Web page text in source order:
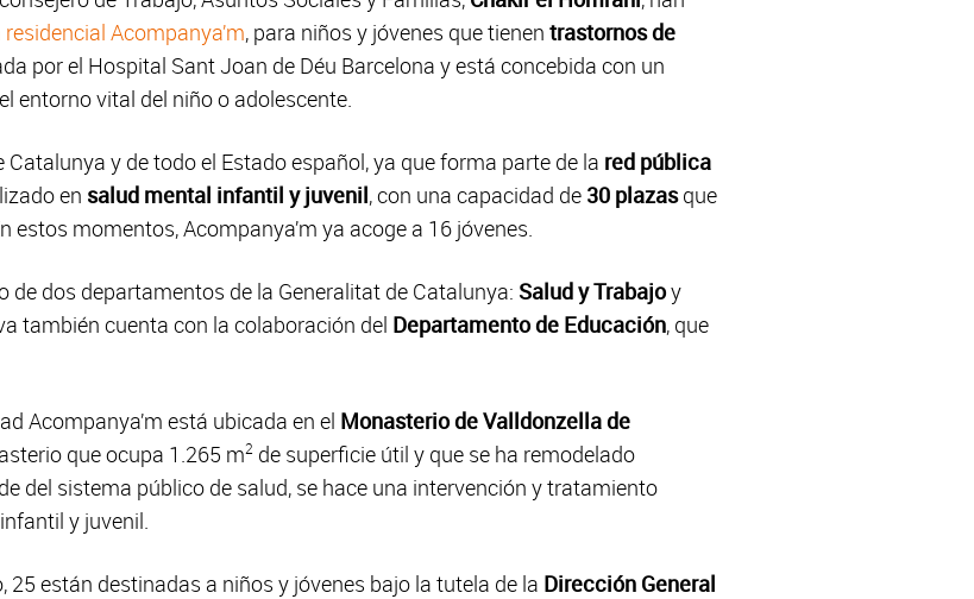
Acompanya’m, para niños y jóvenes que tienen trastornos de
por el Hospital Sant Joan de Déu Barcelona y está concebida con un
entorno vital del niño o adolescente.
y de todo el Estado español, ya que forma parte de la red pública
en salud mental infantil y juvenil, con una capacidad de 30 plazasque
estos momentos, Acompanya’m ya acoge a 16 jóvenes.
de dos departamentos de la Generalitat de Catalunya: Salud y Trabajoy
también cuenta con la colaboración del Departamento de Educación, que
Acompanya’m está ubicada en el Monasterio de Valldonzella de
que ocupa 1.265 m2 de superficie útil y que se ha remodelado
del sistema público de salud, se hace una intervención y tratamiento
y juvenil.
25 están destinadas a niños y jóvenes bajo la tutela de la Dirección General